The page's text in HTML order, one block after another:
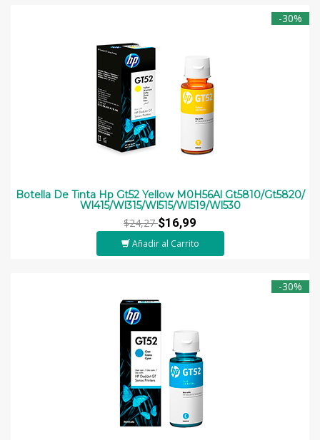
-30%
Botella De Tinta Hp Gt52 Yellow M0H56Al Gt5810/Gt5820/
Wl415/Wl315/Wl515/Wl519/Wl530
$24,27$16,99
Añadir al Carrito
-30%